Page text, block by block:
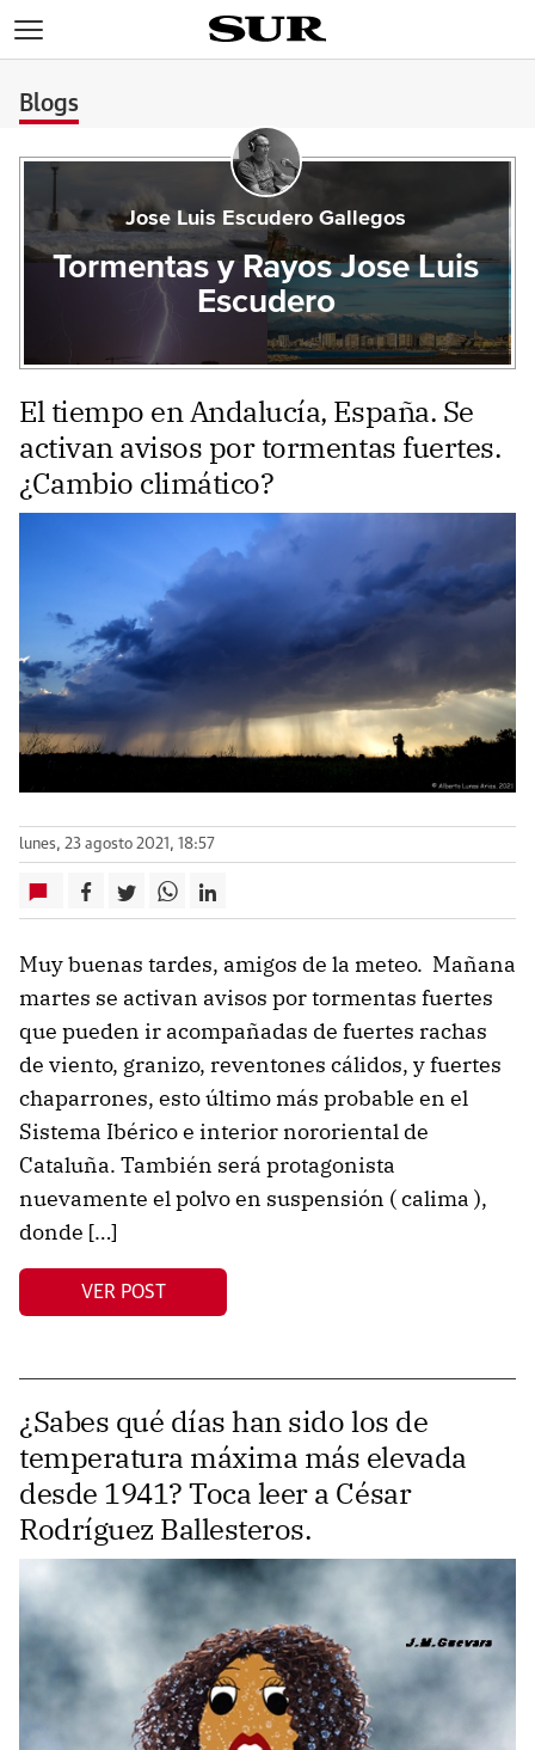
Blogs
Jose Luis Escudero Gallegos
Tormentas y Rayos Jose Luis
Escudero
El tiempo en Andalucía, España. Se
activan avisos por tormentas fuertes.
¿Cambio climático?
lunes, 23 agosto 2021, 18:57
Muy buenas tardes, amigos de la meteo. Mañana
martes se activan avisos por tormentas fuertes
que pueden ir acompañadas de fuertes rachas
de viento, granizo, reventones cálidos, y fuertes
chaparrones, esto último más probable en el
Sistema Ibérico e interior nororiental de
Cataluña. También será protagonista
nuevamente el polvo en suspensión ( calima ),
donde […]
VER POST
¿Sabes qué días han sido los de
temperatura máxima más elevada
desde 1941? Toca leer a César
Rodríguez Ballesteros.